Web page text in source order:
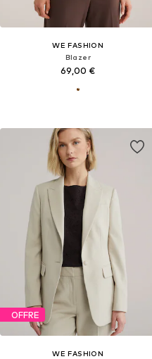
WE FASHION
Blazer
69,00 €
OFFRE
WE FASHION